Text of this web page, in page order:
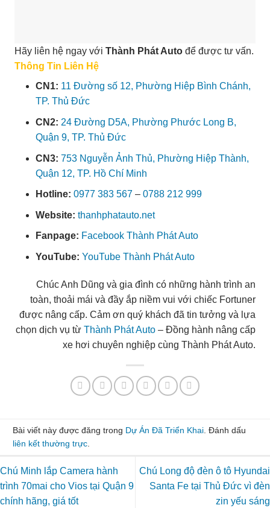
Hãy liên hệ ngay với Thành Phát Auto để được tư vấn.
Thông Tin Liên Hệ
CN1: 11 Đường số 12, Phường Hiệp Bình Chánh,
TP. Thủ Đức
CN2: 24 Đường D5A, Phường Phước Long B,
Quận 9, TP. Thủ Đức
CN3: 753 Nguyễn Ảnh Thủ, Phường Hiệp Thành,
Quận 12, TP. Hồ Chí Minh
Hotline: 0977 383 567 – 0788 212 999
Website: thanhphatauto.net
Fanpage: Facebook Thành Phát Auto
YouTube: YouTube Thành Phát Auto
Chúc Anh Dũng và gia đình có những hành trình an
toàn, thoải mái và đầy ắp niềm vui với chiếc Fortuner
được nâng cấp. Cảm ơn quý khách đã tin tưởng và lựa
chọn dịch vụ từ Thành Phát Auto – Đồng hành nâng cấp
xe hơi chuyên nghiệp cùng Thành Phát Auto.
Bài viết này được đăng trong Dự Án Đã Triển Khai . Đánh dấu
liên kết thường trực
Chú Minh lắp Camera hành
trình 70mai cho Vios tại Quận 9
chính hãng, giá tốt
Chú Long độ đèn ô tô Hyundai
Santa Fe tại Thủ Đức vì đèn
zin yếu sáng